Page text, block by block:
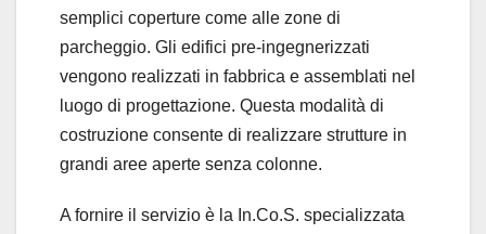
semplici coperture come alle zone di
parcheggio. Gli edifici pre-ingegnerizzati
vengono realizzati in fabbrica e assemblati nel
luogo di progettazione. Questa modalità di
costruzione consente di realizzare strutture in
grandi aree aperte senza colonne.
A fornire il servizio è la In.Co.S. specializzata